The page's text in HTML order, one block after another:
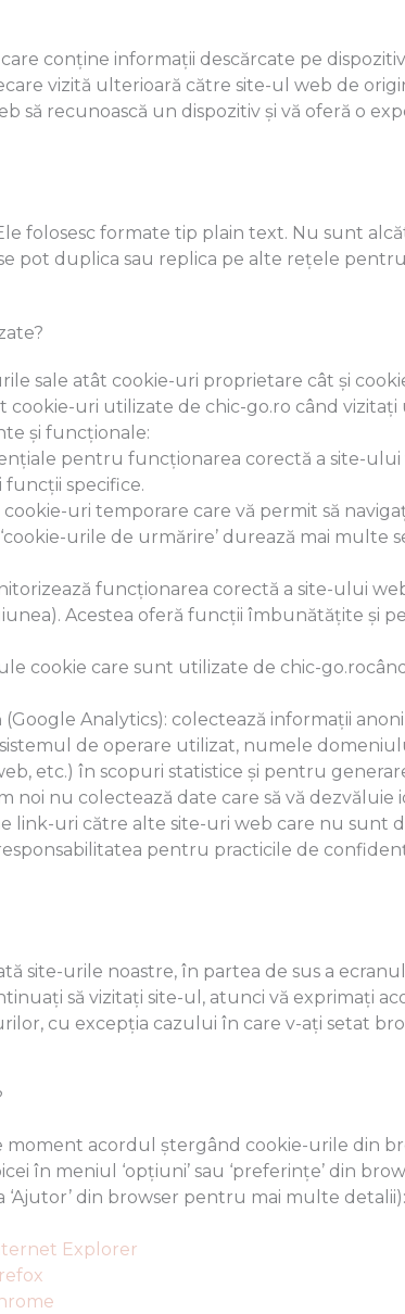
conține informații descărcate pe
vizită ulterioară către site-ul web de
să recunoască un dispozitiv și vă oferă o
folosesc formate tip plain text. Nu sunt
pot duplica sau replica pe alte rețele
sale atât cookie-uri proprietare cât și
cookie-uri utilizate de chic-go.ro când
și funcționale:
pentru funcționarea corectă a site-
funcții specifice.
uri temporare care vă permit să
urile de urmărire’ durează mai
funcționarea corectă a site-ului
Acestea oferă funcții îmbunătățite și
cookie care sunt utilizate de chic-
Analytics): colectează informații
de operare utilizat, numele
etc.) în scopuri statistice și pentru
noi nu colectează date care să vă
link-uri către alte site-uri web care nu
pentru practicile de
site-urile noastre, în partea de sus a
să vizitați site-ul, atunci vă exprimați
cu excepția cazului în care v-ați setat
moment acordul ștergând cookie-urile din
în meniul ‘opțiuni’ sau ‘preferințe’ din
‘Ajutor’ din browser pentru mai multe detalii):
Explorer